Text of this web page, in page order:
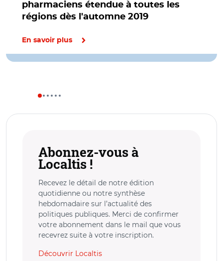
pharmaciens étendue à toutes les
régions dès l'automne 2019
En savoir plus
Abonnez-vous à
Localtis !
Recevez le détail de notre édition
quotidienne ou notre synthèse
hebdomadaire sur l’actualité des
politiques publiques. Merci de confirmer
votre abonnement dans le mail que vous
recevrez suite à votre inscription.
Découvrir Localtis